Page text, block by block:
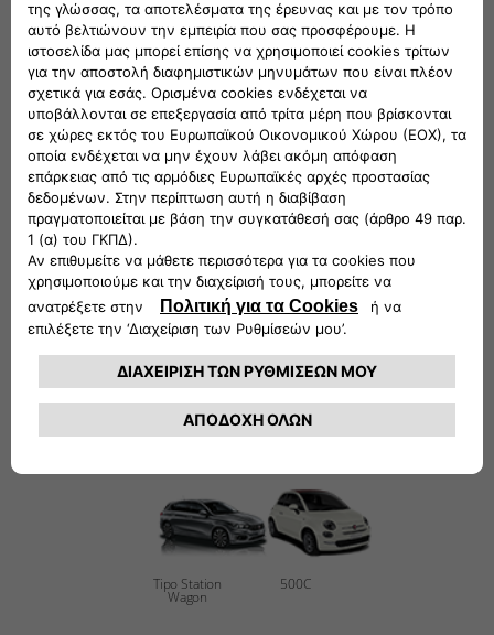
500 500L Trekking
Panda Cross Tipo 5Î¸Ï…Ï Î¿
Tipo Station
Wagon
500C